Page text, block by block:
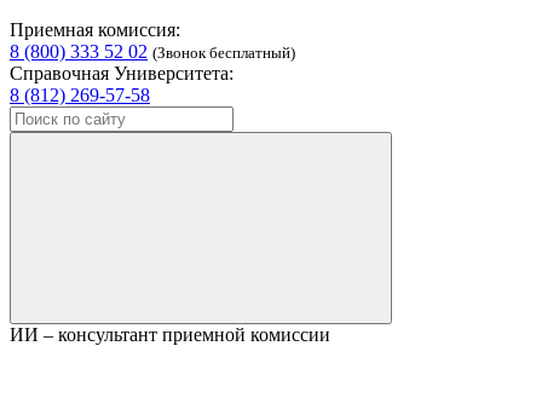
Приемная комиссия:
8 (800) 333 52 02 (Звонок бесплатный)
Справочная Университета:
8 (812) 269-57-58
ИИ – консультант приемной комиссии